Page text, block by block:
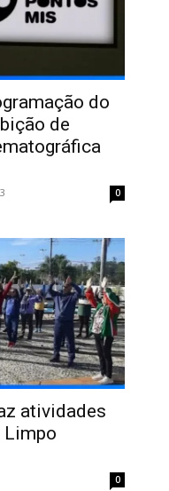
do
de
0
atividades
Limpo
0